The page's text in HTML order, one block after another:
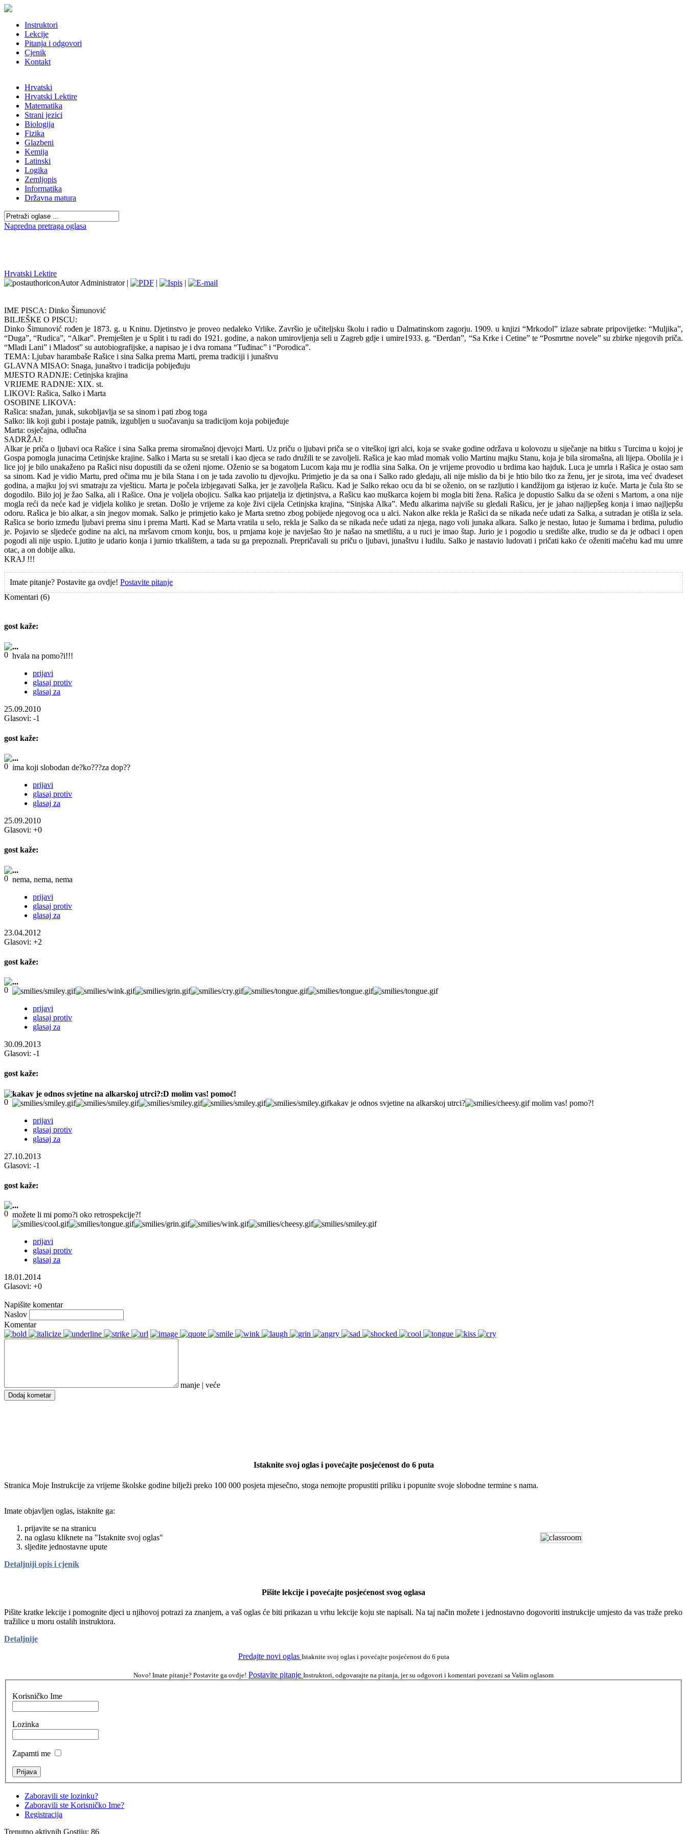
Instruktori
Lekcije
Pitanja i odgovori
Cjenik
Kontakt
Hrvatski
Hrvatski Lektire
Matematika
Strani jezici
Biologija
Fizika
Glazbeni
Kemija
Latinski
Logika
Zemljopis
Informatika
Državna matura
Napredna pretraga oglasa
Hrvatski Lektire
Autor Administrator |
| |
IME PISCA: Dinko Šimunović
BILJEŠKE O PISCU:
Dinko Šimunović rođen je 1873. g. u Kninu. Djetinstvo je proveo nedaleko Vrlike. Završio je učiteljsku školu i radio u Dalmatinskom zagorju. 1909. u knjizi “Mrkodol” izlaze sabrate pripovijetke: “Muljika”,
“Duga”, “Rudica”, “Alkar”. Premješten je u Split i tu radi do 1921. godine, a nakon umirovljenja seli u Zagrebgdje i umire1933. g. “Đerdan”, “Sa Krke i Cetine” te “Posmrtne novele” su zbirke njegovih priča.
“Mladi Lani” i Mladost” su autobiografijske, a napisao je i dva romana “Tuđinac” i “Porodica”.
TEMA: Ljubav harambaše Rašice i sina Salka prema Marti, prema tradiciji i junaštvu
GLAVNA MISAO: Snaga, junaštvo i tradicija pobijeđuju
MJESTO RADNJE: Cetinjska krajina
VRIJEME RADNJE: XIX. st.
LIKOVI: Rašica, Salko i Marta
OSOBINE LIKOVA:
Rašica: snažan, junak, sukobljavlja se sa sinom i pati zbog toga
Salko: lik koji gubi i postaje patnik, izgubljen u suočavanju sa tradicijom koja pobijeđuje
Marta: osječajna, odlučna
SADRŽAJ:
Alkar je priča o ljubavi oca Rašice i sina Salka prema siromašnoj djevojci Marti. Uz priču o ljubavi priča se o viteškoj igri alci, koja se svake godine održava u kolovozu u siječanje na bitku s Turcima u kojoj je
Gospa pomogla junacima Cetinjske krajine. Salko i Marta su se sretali i kao djeca se rado družili te se zavoljeli. Rašica je kao mlad momak volio Martinu majku Stanu, koja je bila siromašna, ali lijepa. Obolila je i
lice joj je bilo unakaženo pa Rašici nisu dopustili da se oženi njome. Oženio se sa bogatom Lucom kaja mu je rodlia sina Salka. On je vrijeme provodio u brdima kao hajduk. Luca je umrla i Rašica je ostao sam
sa sinom. Kad je vidio Martu, pred očima mu je bila Stana i on je tada zavolio tu djevojku. Primjetio je da sa ona i Salko rado gledaju, ali nije mislio da bi je htio bilo tko za ženu, jer je sirota, ima već dvadeset
godina, a majku joj svi smatraju za vješticu. Marta je počela izbjegavati Salka, jer je zavoljela Rašicu. Kad je Salko rekao ocu da bi se oženio, on se razljutio i kandžijom ga istjerao iz kuće. Marta je čula što se
dogodilo. Bilo joj je žao Salka, ali i Rašice. Ona je voljela obojicu. Salka kao prijatelja iz djetinjstva, a Rašicu kao muškarca kojem bi mogla biti žena. Rašica je dopustio Salku da se oženi s Martom, a ona nije
mogla reći da neće kad je vidjela koliko je sretan. Došlo je vrijeme za koje živi cijela Cetinjska krajina, “Sinjska Alka”. Među alkarima najviše su gledali Rašicu, jer je jahao najljepšeg konja i imao najljepšu
odoru. Rašica je bio alkar, a sin jnegov momak. Salko je primjetio kako je Marta sretno zbog pobijede njegovog oca u alci. Nakon alke rekla je Rašici da se nikada neće udati za Salka, a sutradan je otišla iz sela.
Rašica se borio između ljubavi prema sinu i prema Marti. Kad se Marta vratila u selo, rekla je Salko da se nikada neće udati za njega, nago voli junaka alkara. Salko je nestao, lutao je šumama i brdima, puludio
je. Pojavio se sljedeće godine na alci, na mršavom crnom konju, bos, u prnjama koje je navješao što je našao na smetlištu, a u ruci je imao štap. Jurio je i pogodio u središte alke, trudio se da je odbaci i open
pogodi ali nije uspio. Ljutito je udario konja i jurnio trkalištem, a tada su ga prepoznali. Prepričavali su priču o ljubavi, junaštvu i ludilu. Salko je nastavio ludovati i pričati kako će oženiti maćehu kad mu umre
otac, a on dobije alku.
KRAJ !!!
Imate pitanje? Postavite ga ovdje! Postavite pitanje
Komentari (6)
gost kaže:
...
hvala na pomo?i!!!
prijavi
glasaj protiv
glasaj za
25.09.2010
Glasovi: -1
gost kaže:
...
ima koji slobodan de?ko???za dop??
prijavi
glasaj protiv
glasaj za
25.09.2010
Glasovi: +0
gost kaže:
...
nema, nema, nema
prijavi
glasaj protiv
glasaj za
23.04.2012
Glasovi: +2
gost kaže:
...
prijavi
glasaj protiv
glasaj za
30.09.2013
Glasovi: -1
gost kaže:
kakav je odnos svjetine na alkarskoj utrci?:D molim vas! pomoć!
kakav je odnos svjetine na alkarskoj utrci?
molim vas! pomo?!
prijavi
glasaj protiv
glasaj za
27.10.2013
Glasovi: -1
gost kaže:
...
možete li mi pomo?i oko retrospekcije?!
prijavi
glasaj protiv
glasaj za
18.01.2014
Glasovi: +0
Napišite komentar
Naslov
Komentar
manje | veće
Dodaj kometar
Istaknite svoj oglas i povećajte posjećenost do 6 puta
Stranica Moje Instrukcije za vrijeme školske godine bilježi preko 100 000 posjeta mjesečno, stoga nemojte propustiti priliku i popunite svoje slobodne termine s nama.
Imate objavljen oglas, istaknite ga:
prijavite se na stranicu
na oglasu kliknete na "Istaknite svoj oglas"
sljedite jednostavne upute
Detaljniji opis i cjenik
Pišite lekcije i povećajte posjećenost svog oglasa
Pišite kratke lekcije i pomognite djeci u njihovoj potrazi za znanjem, a vaš oglas će biti prikazan u vrhu lekcije koju ste napisali. Na taj način možete i jednostavno dogovoriti instrukcije umjesto da vas traže preko
tražilice u moru ostalih instruktora.
Detaljnije
Predajte novi oglas Istaknite svoj oglas i povećajte posjećenost do 6 puta
Novo! Imate pitanje? Postavite ga ovdje! Postavite pitanje Instruktori, odgovarajte na pitanja, jer su odgovori i komentari povezani sa Vašim oglasom
Korisničko Ime
Lozinka
Zapamti me
Zaboravili ste lozinku?
Zaboravili ste Korisničko Ime?
Registracija
Trenutno aktivnih Gostiju: 86